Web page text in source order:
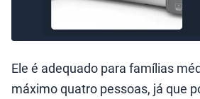
Ele é adequado para famílias
máximo quatro pessoas, já que